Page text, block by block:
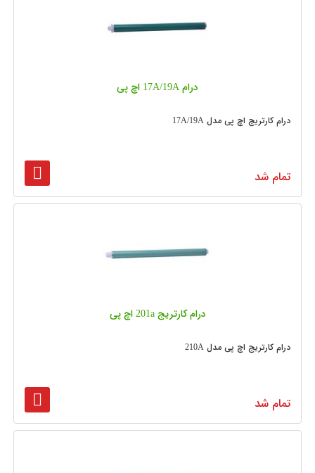
درام 17A/19A اچ پی
درام کارتریج اچ پی مدل 17A/19A
تمام شد
درام کارتریج 201a اچ پی
درام کارتریج اچ پی مدل 210A
تمام شد